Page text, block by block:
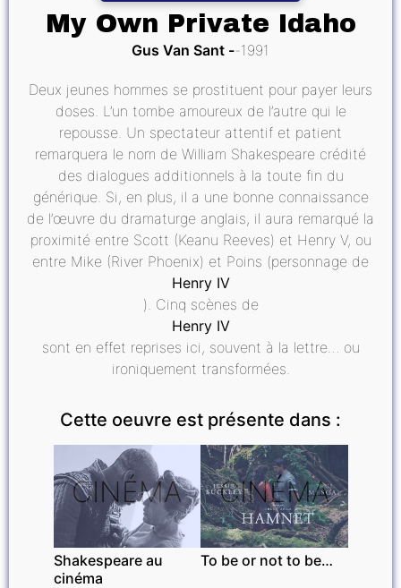
My Own Private Idaho
Gus Van Sant 1991
Deux jeunes hommes se prostituent pour payer leurs
doses. L’un tombe amoureux de l’autre qui le
repousse. Un spectateur attentif et patient
remarquera le nom de William Shakespeare crédité
des dialogues additionnels à la toute fin du
générique. Si, en plus, il a une bonne connaissance
de l’œuvre du dramaturge anglais, il aura remarqué la
proximité entre Scott (Keanu Reeves) et Henry V, ou
entre Mike (River Phoenix) et Poins (personnage de
Henry IV
). Cinq scènes de
Henry IV
sont en effet reprises ici, souvent à la lettre… ou
ironiquement transformées.
Cette oeuvre est présente dans :
CINÉMA
Shakespeare au
cinéma
CINÉMA
To be or not to be…